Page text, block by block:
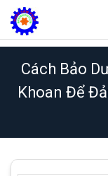
Cách Bảo
Khoan Để